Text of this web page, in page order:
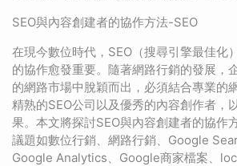
SEO與內容創建者的協作方法-SEO
在現今數位時代，SEO（搜尋引擎最佳化
的協作愈發重要。隨著網路行銷的發展，
的網路市場中脫穎而出，必須結合專業的
精熟的SEO公司以及優秀的內容創作者，
果。本文將探討SEO與內容創建者的協作
議題如數位行銷、網路行銷、Google
Google Analytics、Google商家檔案、